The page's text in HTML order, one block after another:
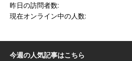
昨日の訪問者数:
現在オンライン中の人数:
今週の人気記事はこちら